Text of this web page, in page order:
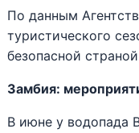
По данным
туристического
безопасной
Замбия:
В июне у водопада